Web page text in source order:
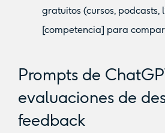
gratuitos (cursos, podcasts,
[competencia] para
Prompts de
evaluaciones de
feedback